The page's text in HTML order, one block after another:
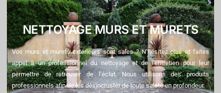
NETTOYAGE MURS ET MURETS
Vos murs et murets extérieurs sont sales ? N’hésitez plus et faites
appel à un professionnel du nettoyage et de l’entretien pour leur
permettre de retrouver de l’éclat. Nous utilisons des produits
professionnels afin de les désincruster de toute saleté en profondeur.